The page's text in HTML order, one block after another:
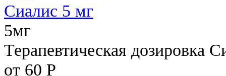
Сиалис 5 мг
5мг
Терапевтическая дозировка
от 60 Р